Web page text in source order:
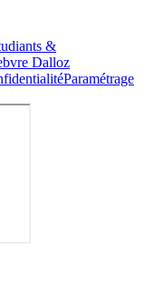
&
Dalloz
Paramétrage